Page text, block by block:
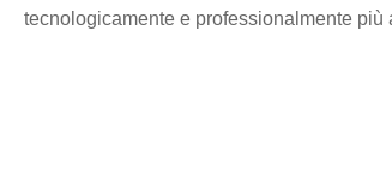
tecnologicamente e professionalmente